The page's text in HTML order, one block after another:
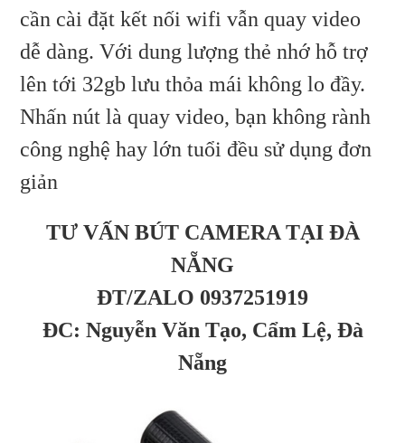
cần cài đặt kết nối wifi vẫn quay video
dễ dàng. Với dung lượng thẻ nhớ hỗ trợ
lên tới 32gb lưu thỏa mái không lo đầy.
Nhấn nút là quay video, bạn không rành
công nghệ hay lớn tuổi đều sử dụng đơn
giản
TƯ VẤN BÚT CAMERA TẠI ĐÀ
NẴNG
ĐT/ZALO 0937251919
ĐC: Nguyễn Văn Tạo, Cẩm Lệ, Đà
Nẵng